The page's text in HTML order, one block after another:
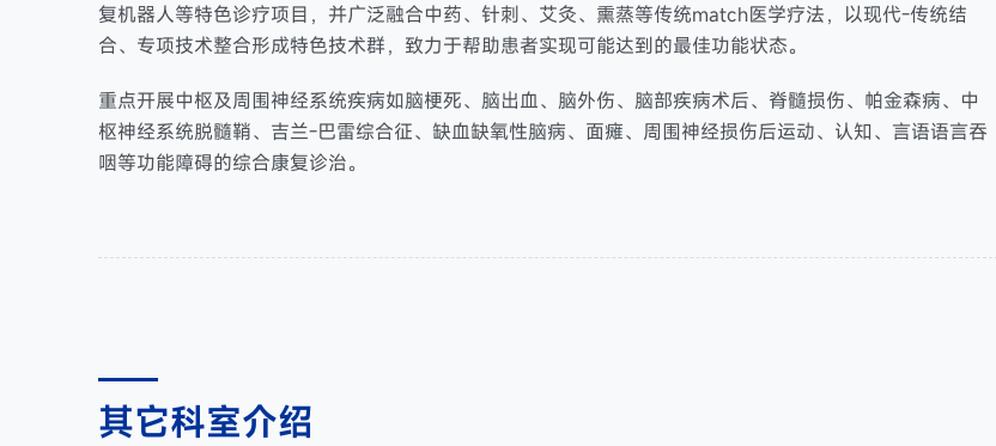
复机器人等特色诊疗项目，并广泛融合中药、针刺、艾灸、熏蒸等传统match医学疗法，以现代-传统结
合、专项技术整合形成特色技术群，致力于帮助患者实现可能达到的最佳功能状态。
重点开展中枢及周围神经系统疾病如脑梗死、脑出血、脑外伤、脑部疾病术后、脊髓损伤、帕金森病、中
枢神经系统脱髓鞘、吉兰-巴雷综合征、缺血缺氧性脑病、面瘫、周围神经损伤后运动、认知、言语语言吞
咽等功能障碍的综合康复诊治。
其它科室介绍